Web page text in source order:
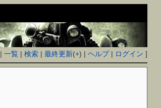
|一覧 |検索 |最終更新(+) |ヘルプ| ログイン ]